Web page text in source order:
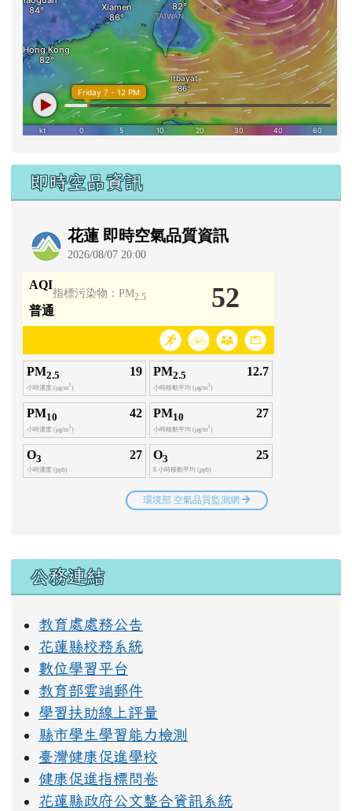
即時空品資訊
右邊區域內容
公務連結
教育處處務公告
花蓮縣校務系統
數位學習平台
教育部雲端郵件
學習扶助線上評量
縣市學生學習能力檢測
臺灣健康促進學校
健康促進指標問卷
花蓮縣政府公文整合資訊系統